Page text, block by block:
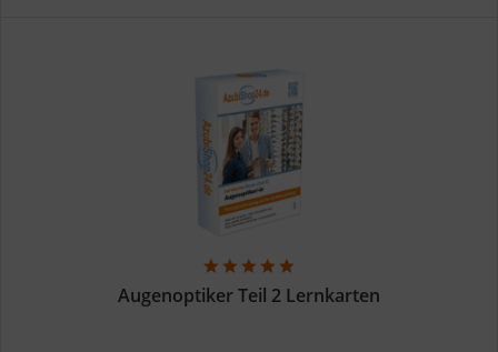
Augenoptiker Teil 2 Lernkarten